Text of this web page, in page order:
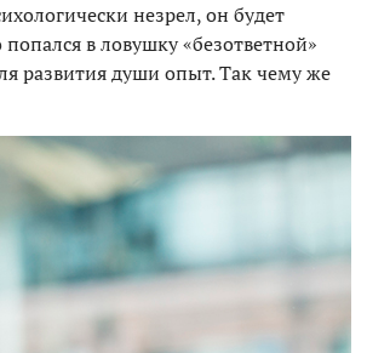
незрел, он будет
в ловушку «безответной»
развития души опыт. Так чему же